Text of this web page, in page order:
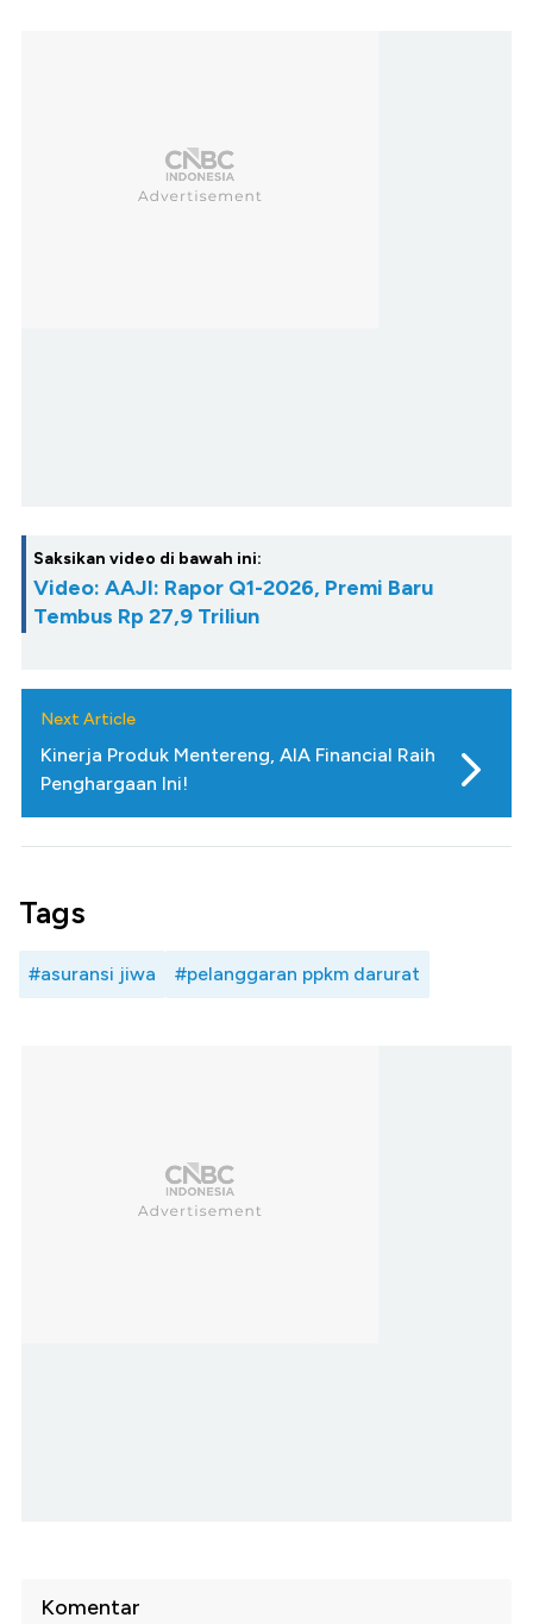
Saksikan video di bawah ini:
Video: AAJI: Rapor Q1-2026, Premi Baru
Tembus Rp 27,9 Triliun
Next Article
Kinerja Produk Mentereng, AIA Financial Raih
Penghargaan Ini!
Tags
#asuransi jiwa #pelanggaran ppkm darurat
Komentar